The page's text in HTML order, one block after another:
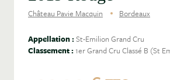
Château Pavie Macquin Bordeaux
Appellation :St-Emilion Grand Cru
Classement :1er Grand Cru Classé B (St